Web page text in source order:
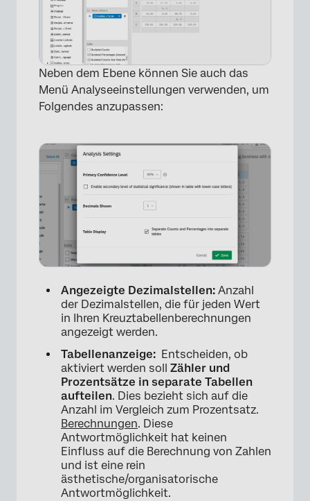
×
×
Neben dem Ebene können Sie auch das
Menü Analyseeinstellungen verwenden, um
Folgendes anzupassen:
Angezeigte Dezimalstellen: Anzahl
der Dezimalstellen, die für jeden Wert
in Ihren Kreuztabellenberechnungen
angezeigt werden.
Tabellenanzeige: Entscheiden, ob
aktiviert werden soll Zähler und
Prozentsätze in separate Tabellen
aufteilen. Dies bezieht sich auf die
Anzahl im Vergleich zum Prozentsatz.
Berechnungen. Diese
Antwortmöglichkeit hat keinen
Einfluss auf die Berechnung von Zahlen
und ist eine rein
ästhetische/organisatorische
Antwortmöglichkeit.